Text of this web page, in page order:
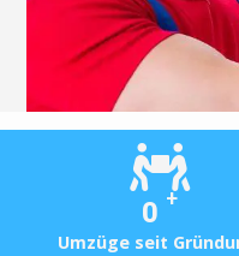
0 +
Umzüge seit